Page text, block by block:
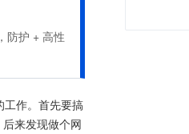
防护 + 高性
工作。首先要搞
来发现做个网